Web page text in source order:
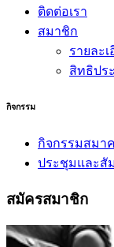
ติดต่อเรา
สมาชิก
รายละ
สิทธิปร
กิจกรรม
กิจกรรมสมา
ประชุมและสั
สมัครสมาชิก